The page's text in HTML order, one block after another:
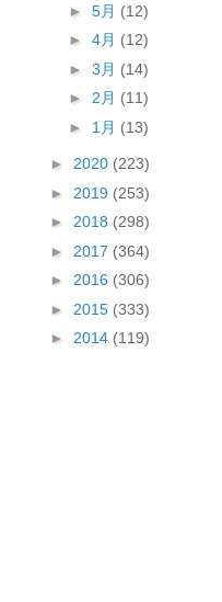
► 5月 (12)
► 4月 (12)
► 3月 (14)
► 2月 (11)
► 1月 (13)
► 2020 (223)
► 2019 (253)
► 2018 (298)
► 2017 (364)
► 2016 (306)
► 2015 (333)
► 2014 (119)